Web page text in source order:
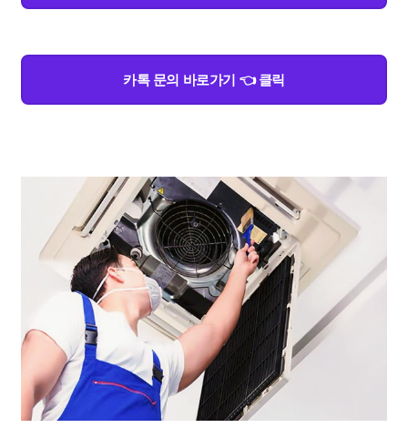
카톡 문의 바로가기 👈 클릭